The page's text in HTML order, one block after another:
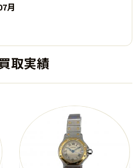
月
取実績